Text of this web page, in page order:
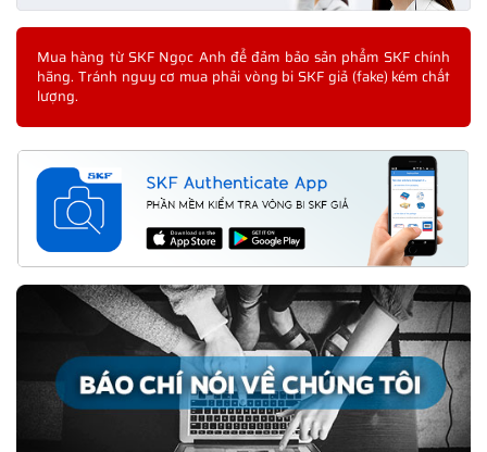
Mua hàng từ SKF Ngọc Anh để đảm bảo sản phẩm SKF chính
hãng. Tránh nguy cơ mua phải vòng bi SKF giả (fake) kém chất
lượng.